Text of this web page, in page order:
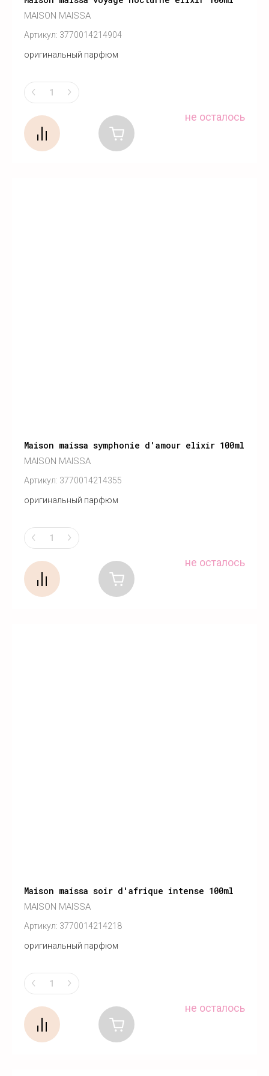
MAISON MAISSA
Артикул: 3770014214904
оригинальный парфюм
не осталось
Maison maissa symphonie d'amour elixir 100ml
MAISON MAISSA
Артикул: 3770014214355
оригинальный парфюм
не осталось
Maison maissa soir d'afrique intense 100ml
MAISON MAISSA
Артикул: 3770014214218
оригинальный парфюм
не осталось